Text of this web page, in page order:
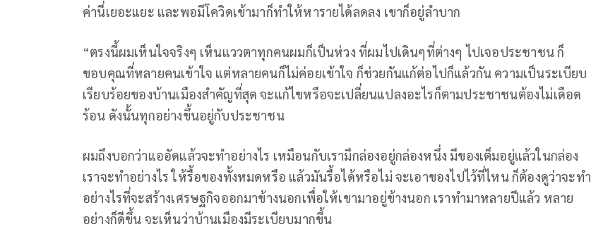
ค่านี่เยอะแยะ และพอมีโควิดเข้ามาก็ทำให้หารายได้ลดลง เขาก็อยู่ลำบาก
“ตรงนี้ผมเห็นใจจริงๆ เห็นแววตาทุกคนผมก็เป็นห่วง ที่ผมไปเดินๆที่ต่างๆ ไปเจอประชาชน ก็
ขอบคุณที่หลายคนเข้าใจ แต่หลายคนก็ไม่ค่อยเข้าใจ ก็ช่วยกันแก้ต่อไปก็แล้วกัน ความเป็นระเบียบ
เรียบร้อยของบ้านเมืองสำคัญที่สุด จะแก้ไขหรือจะเปลี่ยนแปลงอะไรก็ตามประชาชนต้องไม่เดือด
ร้อน ดังนั้นทุกอย่างขึ้นอยู่กับประชาชน
ผมถึงบอกว่าแออัดแล้วจะทำอย่างไร เหมือนกับเรามีกล่องอยู่กล่องหนึ่ง มีของเต็มอยู่แล้วในกล่อง
เราจะทำอย่างไร ให้รื้อของทั้งหมดหรือ แล้วมันรื้อได้หรือไม่ จะเอาของไปไว้ที่ไหน ก็ต้องดูว่าจะทำ
อย่างไรที่จะสร้างเศรษฐกิจออกมาข้างนอกเพื่อให้เขามาอยู่ข้างนอก เราทำมาหลายปีแล้ว หลาย
อย่างก็ดีขึ้น จะเห็นว่าบ้านเมืองมีระเบียบมากขึ้น